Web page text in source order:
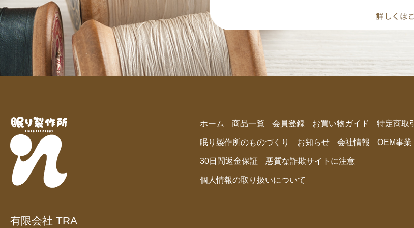
有限会社 TRA
ホーム 商品⼀覧 会員登録 お買い物ガイド 特定商取引
眠り製作所のものづくり お知らせ 会社情報 OEM事業
30日間返金保証 悪質な詐欺サイトに注意
個人情報の取り扱いについて